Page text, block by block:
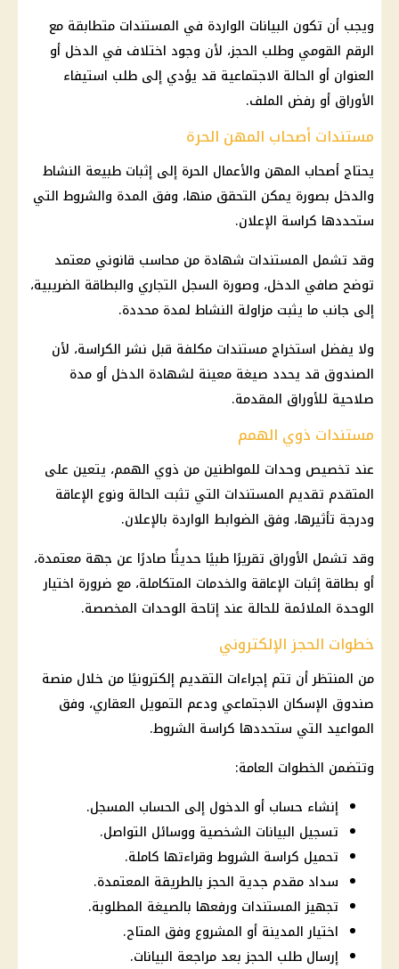
ويجب أن تكون البيانات الواردة في المستندات متطابقة مع
الرقم القومي وطلب الحجز، لأن وجود اختلاف في الدخل أو
العنوان أو الحالة الاجتماعية قد يؤدي إلى طلب استيفاء
الأوراق أو رفض الملف.
مستندات أصحاب المهن الحرة
يحتاج أصحاب المهن والأعمال الحرة إلى إثبات طبيعة النشاط
والدخل بصورة يمكن التحقق منها، وفق المدة والشروط التي
ستحددها كراسة الإعلان.
وقد تشمل المستندات شهادة من محاسب قانوني معتمد
توضح صافي الدخل، وصورة السجل التجاري والبطاقة الضريبية،
إلى جانب ما يثبت مزاولة النشاط لمدة محددة.
ولا يفضل استخراج مستندات مكلفة قبل نشر الكراسة، لأن
الصندوق قد يحدد صيغة معينة لشهادة الدخل أو مدة
صلاحية للأوراق المقدمة.
مستندات ذوي الهمم
عند تخصيص وحدات للمواطنين من ذوي الهمم، يتعين على
المتقدم تقديم المستندات التي تثبت الحالة ونوع الإعاقة
ودرجة تأثيرها، وفق الضوابط الواردة بالإعلان.
وقد تشمل الأوراق تقريرًا طبيًا حديثًا صادرًا عن جهة معتمدة،
أو بطاقة إثبات الإعاقة والخدمات المتكاملة، مع ضرورة اختيار
الوحدة الملائمة للحالة عند إتاحة الوحدات المخصصة.
خطوات الحجز الإلكتروني
من المنتظر أن تتم إجراءات التقديم إلكترونيًا من خلال منصة
صندوق الإسكان الاجتماعي ودعم التمويل العقاري، وفق
المواعيد التي ستحددها كراسة الشروط.
وتتضمن الخطوات العامة:
إنشاء حساب أو الدخول إلى الحساب المسجل.
تسجيل البيانات الشخصية ووسائل التواصل.
تحميل كراسة الشروط وقراءتها كاملة.
سداد مقدم جدية الحجز بالطريقة المعتمدة.
تجهيز المستندات ورفعها بالصيغة المطلوبة.
اختيار المدينة أو المشروع وفق المتاح.
إرسال طلب الحجز بعد مراجعة البيانات.